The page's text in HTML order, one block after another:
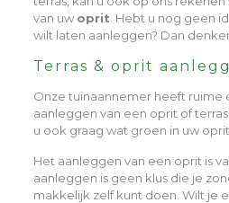
van uw oprit . Hebt u nog geen
wilt laten aanleggen? Dan
Terras & oprit
Onze tuinaannemer heeft ruime
aanleggen van een oprit of
u ook graag wat groen in uw oprit
Het aanleggen van een oprit is
aanleggen is geen klus die je
makkelijk zelf kunt doen. Wilt je